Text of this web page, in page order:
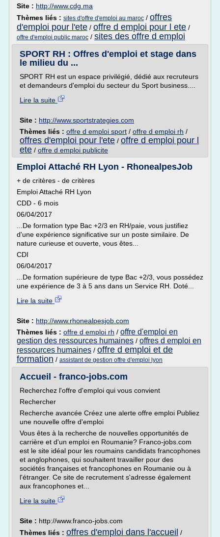
Site : http://www.cdg.ma
Thèmes liés : sites d'offre d'emploi au maroc / offres
d'emploi pour l'ete / offre d emploi pour l ete /
offre d'emploi public maroc / sites des offre d emploi
SPORT RH : Offres d'emploi et stage dans
le milieu du ...
SPORT RH est un espace privilégié, dédié aux recruteurs
et demandeurs d'emploi du secteur du Sport business....
Lire la suite
Site : http://www.sportstrategies.com
Thèmes liés : offre d emploi sport / offre d emploi rh /
offres d'emploi pour l'ete / offre d emploi pour l
ete / offre d emploi publicite
Emploi Attaché RH Lyon - RhonealpesJob
+ de critères - de critères
Emploi Attaché RH Lyon
CDD - 6 mois
06/04/2017
...De formation type Bac +2/3 en RH/paie, vous justifiez
d'une expérience significative sur un poste similaire. De
nature curieuse et ouverte, vous êtes...
CDI
06/04/2017
...De formation supérieure de type Bac +2/3, vous possédez
une expérience de 3 à 5 ans dans un Service RH. Doté...
Lire la suite
Site : http://www.rhonealpesjob.com
Thèmes liés : offre d emploi rh / offre d'emploi en
gestion des ressources humaines / offres d emploi en
ressources humaines / offre d emploi et de
formation / assistant de gestion offre d'emploi lyon
Accueil - franco-jobs.com
Recherchez l'offre d'emploi qui vous convient
Rechercher
Recherche avancée Créez une alerte offre emploi Publiez
une nouvelle offre d'emploi
Vous êtes à la recherche de nouvelles opportunités de
carrière et d'un emploi en Roumanie? Franco-jobs.com
est le site idéal pour les roumains candidats francophones
et anglophones, qui souhaitent travailler pour des
sociétés françaises et francophones en Roumanie ou à
l'étranger. Ce site de recrutement s'adresse également
aux francophones et...
Lire la suite
Site : http://www.franco-jobs.com
Thèmes liés : offres d'emploi dans l'accueil /